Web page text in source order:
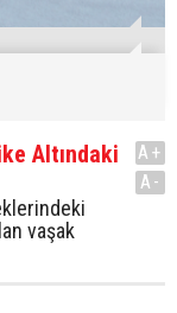
Altındaki
vaşak
A+
A-